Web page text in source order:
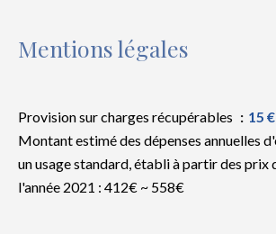
Mentions légales
Provision sur charges récupérables
15
Montant estimé des dépenses annuelles
un usage standard, établi à partir des prix
l'année 2021 : 412€ ~ 558€